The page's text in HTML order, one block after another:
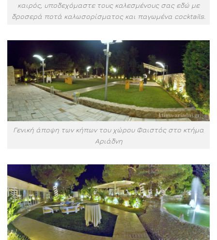
καιρός, υποδεχόμαστε τους καλεσμένους σας εδώ με
δροσερά ποτά καλωσορίσματος και παγωμένα cocktails.
Γενική άποψη των κήπων του χώρου Φαιστός στο κτήμα
Αριάδνη